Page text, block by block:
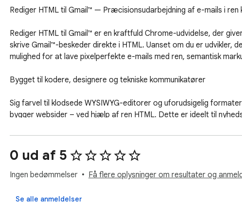
Rediger HTML til Gmail™ — Præcisionsudarbejdning af e-mails i ren
Rediger HTML til Gmail™ er en kraftfuld Chrome-udvidelse, der
skrive Gmail™-beskeder direkte i HTML. Uanset om du er
mulighed for at lave pixelperfekte e-mails med ren, semantisk
Bygget til kodere, designere og tekniske kommunikatører
Sig farvel til klodsede WYSIWYG-editorer og uforudsigelig
bygger websider – ved hjælp af ren HTML. Dette er ideelt til
Syntaksfremhævning for klarhed og hastighed
Udvidelsen har en indbygget HTML-editor med
effektiv. Det er et rent og distraktionsfrit miljø, der er skræddersyet
0 ud af 5
Ingen bedømmelser Få flere oplysninger om resultater og
Se alle anmeldelser